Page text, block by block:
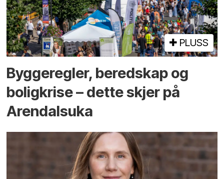
PLUSS
Bygge­regler, beredskap og
bolig­krise – dette skjer på
Arendals­uka